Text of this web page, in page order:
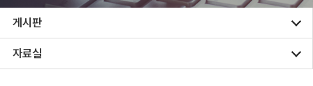
게시판
자료실